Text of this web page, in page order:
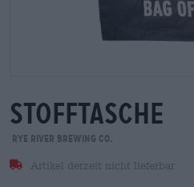
stofftasche
Rye River Brewing Co.
Artikel derzeit nicht lieferbar